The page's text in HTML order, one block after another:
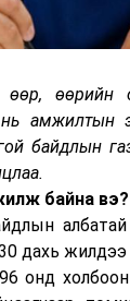
өөрийн
амжилтын
байдлын
байна вэ?
дахь
онд